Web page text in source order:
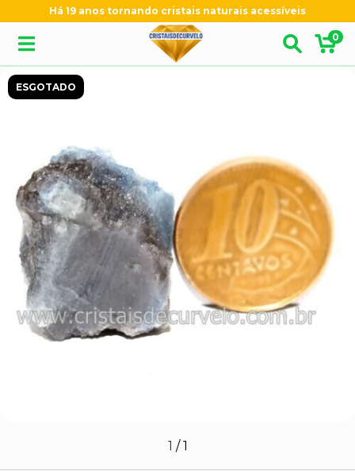
Há 19 anos tornando cristais naturais acessíveis
0
ESGOTADO
1 /1